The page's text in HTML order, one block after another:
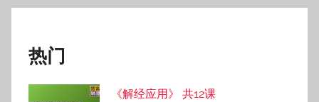
索
热门
《解经应用》 共12课